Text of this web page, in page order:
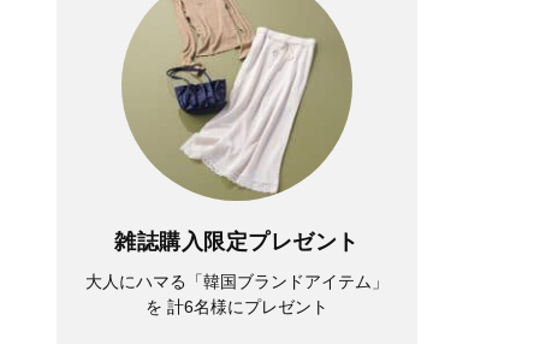
雑誌購入限定プレゼント
大人にハマる「韓国ブランドアイテム」
を 計6名様にプレゼント